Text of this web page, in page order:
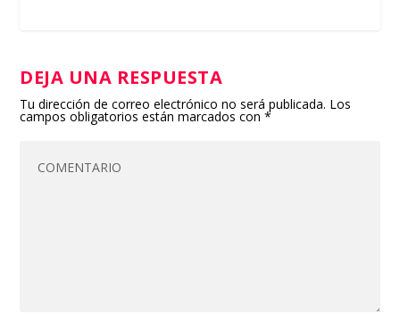
DEJA UNA RESPUESTA
Tu dirección de correo electrónico no será publicada. Los
campos obligatorios están marcados con*